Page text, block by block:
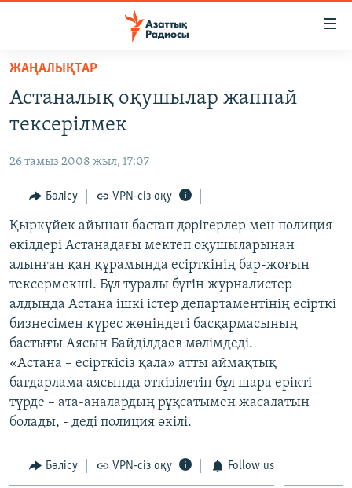
Skip
main
content
to
Navigation
Skip
to
Search
AZATTYQTV
ҚАҢТАР ОҚИҒАСЫ
АДАМ ҚҰҚЫҚТАРЫ
ӘЛЕУМЕТ
ӘЛЕМ
АРНАЙЫ ЖОБАЛАР
Русский
ЖАЗЫЛЫҢЫЗ
ЖАҢАЛЫҚТАР
Астаналық оқушылар жаппай
тексерілмек
26 тамыз 2008 жыл, 17:07
Бөлісу VPN-сіз оқу
Қыркүйек айынан бастап дәрігерлер мен полиция
өкілдері Астанадағы мектеп оқушыларынан
алынған қан құрамында есірткінің бар-жоғын
тексермекші. Бұл туралы бүгін журналистер
алдында Астана ішкі істер департаментінің есірткі
бизнесімен күрес жөніндегі басқармасының
бастығы Аясын Байділдаев мәлімдеді.
«Астана – есірткісіз қала» атты аймақтық
бағдарлама аясында өткізілетін бұл шара ерікті
түрде – ата-аналардың рұқсатымен жасалатын
болады, - деді полиция өкілі.
Бөлісу VPN-сіз оқу Follow us